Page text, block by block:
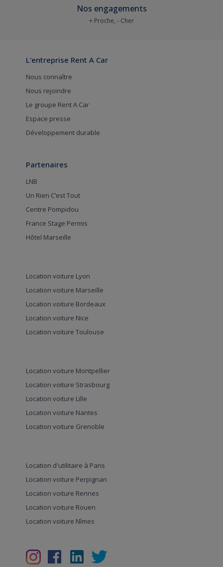
Nos engagements
+ Proche, - Cher
L'entreprise Rent A Car
Nous connaître
Nous rejoindre
Le groupe Rent A Car
Espace presse
Développement durable
Partenaires
LNB
Un Rien C’est Tout
Centre Pompidou
France Stage Permis
Hôtel Marseille
Location voiture Lyon
Location voiture Marseille
Location voiture Bordeaux
Location voiture Nice
Location voiture Toulouse
Location voiture Montpellier
Location voiture Strasbourg
Location voiture Lille
Location voiture Nantes
Location voiture Grenoble
Location d'utilitaire à Paris
Location voiture Perpignan
Location voiture Rennes
Location voiture Rouen
Location voiture Nîmes